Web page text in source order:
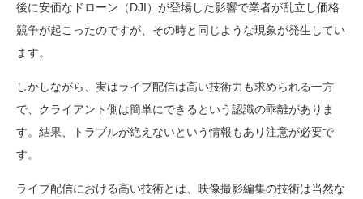
後に安価なドローン（DJI）が登場した影響で業者が乱立し価格
競争が起こったのですが、その時と同じような現象が発生してい
ます。
しかしながら、実はライブ配信は高い技術力も求められる一方
で、クライアント側は簡単にできるという認識の乖離がありま
す。結果、トラブルが絶えないという情報もあり注意が必要で
す。
ライブ配信における高い技術とは、映像撮影編集の技術は当然な